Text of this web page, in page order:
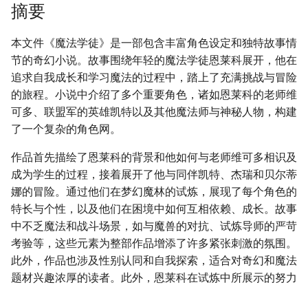
摘要
本文件《魔法学徒》是一部包含丰富角色设定和独特故事情
节的奇幻小说。故事围绕年轻的魔法学徒恩莱科展开，他在
追求自我成长和学习魔法的过程中，踏上了充满挑战与冒险
的旅程。小说中介绍了多个重要角色，诸如恩莱科的老师维
可多、联盟军的英雄凯特以及其他魔法师与神秘人物，构建
了一个复杂的角色网。
作品首先描绘了恩莱科的背景和他如何与老师维可多相识及
成为学生的过程，接着展开了他与同伴凯特、杰瑞和贝尔蒂
娜的冒险。通过他们在梦幻魔林的试炼，展现了每个角色的
特长与个性，以及他们在困境中如何互相依赖、成长。故事
中不乏魔法和战斗场景，如与魔兽的对抗、试炼导师的严苛
考验等，这些元素为整部作品增添了许多紧张刺激的氛围。
此外，作品也涉及性别认同和自我探索，适合对奇幻和魔法
题材兴趣浓厚的读者。此外，恩莱科在试炼中所展示的努力